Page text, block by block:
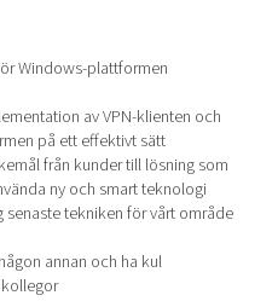
Windows-plattformen
av VPN-klienten och
på ett effektivt sätt
från kunder till lösning som
ny och smart teknologi
tekniken för vårt område
annan och ha kul